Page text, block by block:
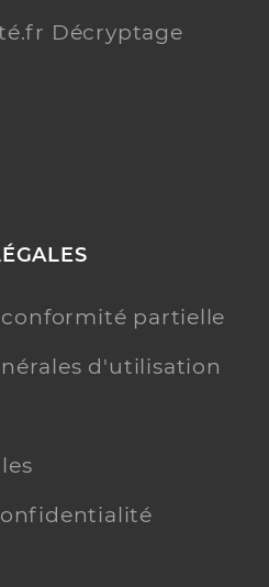
Décryptage
partielle
d'utilisation